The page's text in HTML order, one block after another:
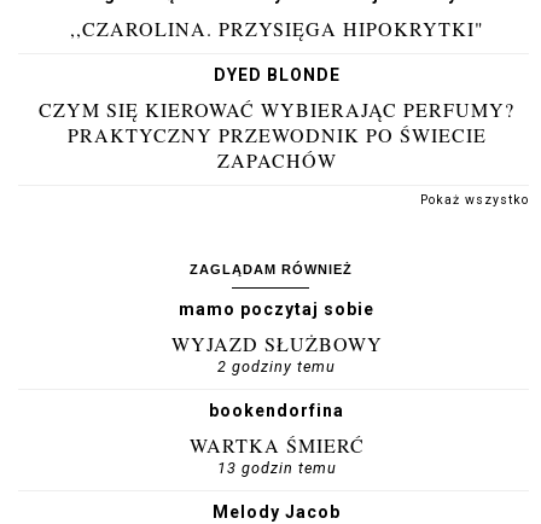
,,CZAROLINA. PRZYSIĘGA HIPOKRYTKI"
DYED BLONDE
CZYM SIĘ KIEROWAĆ WYBIERAJĄC PERFUMY?
PRAKTYCZNY PRZEWODNIK PO ŚWIECIE
ZAPACHÓW
Pokaż wszystko
ZAGLĄDAM RÓWNIEŻ
mamo poczytaj sobie
WYJAZD SŁUŻBOWY
2 godziny temu
bookendorfina
WARTKA ŚMIERĆ
13 godzin temu
Melody Jacob